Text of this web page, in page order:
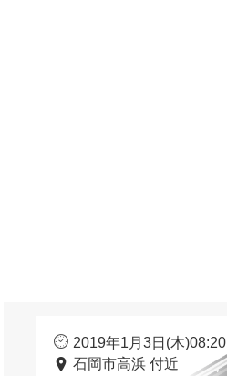
2019年1月3日(木)08:20
石岡市高浜 付近